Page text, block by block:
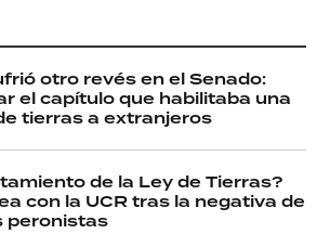
otro revés en el Senado:
el capítulo que habilitaba una
tierras a extranjeros
de la Ley de Tierras?
con la UCR tras la negativa de
peronistas